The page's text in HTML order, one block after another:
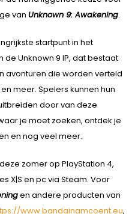
van Unknown 9: Awakening.
startpunt in het
Unknown 9 IP, dat bestaat
avonturen die worden verteld
meer. Spelers kunnen hun
door van deze
je moet zoeken, ontdek je
en nog veel meer.
zomer op PlayStation 4,
X|S en pc via Steam. Voor
en andere producten van
www.bandainamcoent.eu,